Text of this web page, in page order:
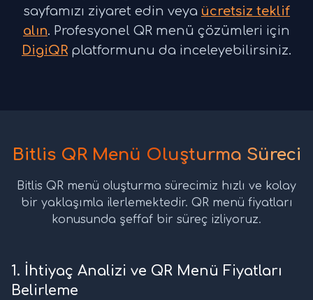
sayfamızı ziyaret edin veya ücretsiz teklif
alın. Profesyonel QR menü çözümleri için
DigiQR platformunu da inceleyebilirsiniz.
Bitlis QR Menü Oluşturma Süreci
Bitlis QR menü oluşturma sürecimiz hızlı ve kolay
bir yaklaşımla ilerlemektedir. QR menü fiyatları
konusunda şeffaf bir süreç izliyoruz.
1. İhtiyaç Analizi ve QR Menü Fiyatları
Belirleme